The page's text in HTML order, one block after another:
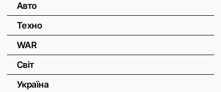
Авто
Техно
WAR
Світ
Україна